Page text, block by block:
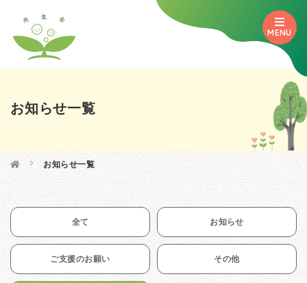
MENU
お知らせ一覧
 お知らせ一覧
全て お知らせ
ご支援のお願い その他